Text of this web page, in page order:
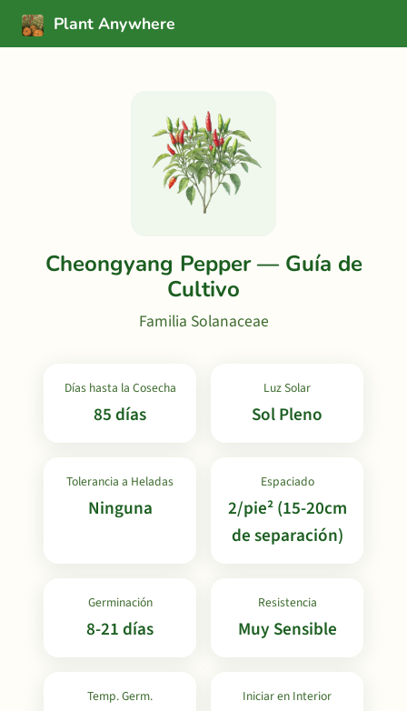
Plant Anywhere
Cheongyang Pepper — Guía de
Cultivo
Familia Solanaceae
Días hasta la Cosecha
85 días
Luz Solar
Sol Pleno
Tolerancia a Heladas
Ninguna
Espaciado
2/pie² (15-20cm
de separación)
Germinación
8-21 días
Resistencia
Muy Sensible
Temp. Germ. Iniciar en Interior